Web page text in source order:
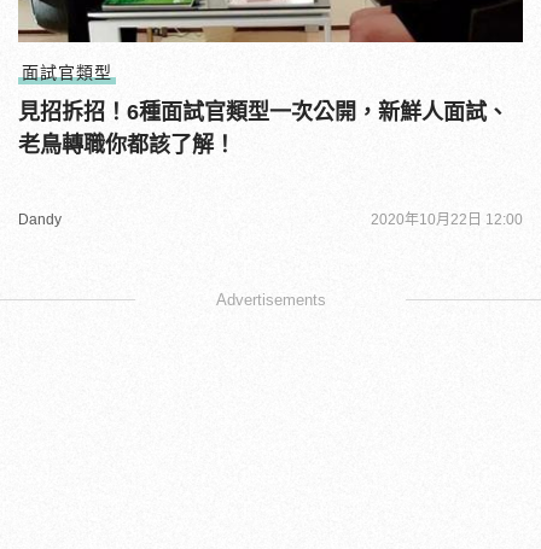
面試官類型
見招拆招！6種面試官類型一次公開，新鮮人面試、
老鳥轉職你都該了解！
Dandy 2020年10月22日 12:00
Advertisements